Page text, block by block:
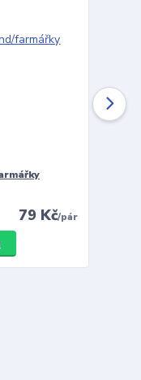
79 Kč/pár